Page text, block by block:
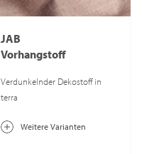
JAB
Vorhangstoff
Verdunkelnder Dekostoff in
terra
Weitere Varianten